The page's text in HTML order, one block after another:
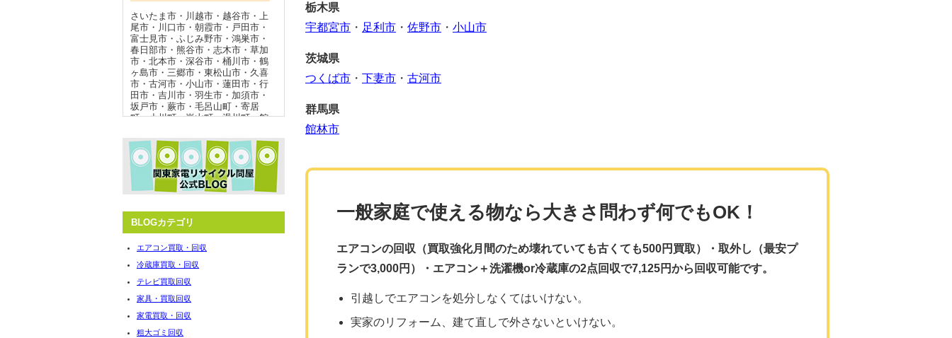
栃木県
宇都宮市 ・ 足利市 ・ 佐野市 ・ 小山市
茨城県
つくば市 ・ 下妻市 ・ 古河市
群馬県
館林市
一般家庭で使える物なら大きさ問わず何でもOK！
エアコンの回収（買取強化月間のため壊れていても古くても500円買取）・取外し（最安プ
ランで3,000円）・エアコン＋洗濯機or冷蔵庫の2点回収で7,125円から回収可能です。
引越しでエアコンを処分しなくてはいけない。
実家のリフォーム、建て直しで外さないといけない。
さいたま市 ・ 川越市 ・ 越谷市 ・ 上
尾市 ・ 川口市 ・ 朝霞市 ・ 戸田市 ・
富士見市 ・ ふじみ野市 ・ 鴻巣市 ・
春日部市 ・ 熊谷市 ・ 志木市 ・ 草加
市 ・ 北本市 ・ 深谷市 ・ 桶川市 ・ 鶴
ヶ島市 ・ 三郷市 ・ 東松山市 ・ 久喜
市 ・ 古河市 ・ 小山市 ・ 蓮田市 ・ 行
田市 ・ 吉川市 ・ 羽生市 ・ 加須市 ・
坂戸市 ・ 蕨市 ・ 毛呂山町 ・ 寄居
町・小川町・嵐山町・滑川町・館
田町・邑楽郡明和町・佐野市・野
田市・境町・つくば市・坂戸市・
蕨市・常総市・坂東市・守谷市・
つくばみらい市・所沢市・伊奈
町
白岡市 ・宮代町・杉戸町 ・
山市・秩父市・横瀬町・皆野町・
冷蔵庫 買取強化エリア
さいたま市・熊谷市
巣市 ・越谷市・
潮市・久喜市・
町・北本市 ・富士見市
BLOGカテゴリ
エアコン買取・回収
冷蔵庫買取・回収
テレビ買取回収
家具・買取回収
家電買取・回収
粗大ゴミ回収